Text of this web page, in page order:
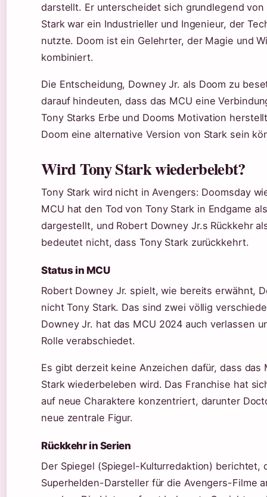
darstellt. Er unterscheidet sich grundlegend von
Stark war ein Industrieller und Ingenieur, der
nutzte. Doom ist ein Gelehrter, der Magie und
kombiniert.
Die Entscheidung, Downey Jr. als Doom zu
darauf hindeuten, dass das MCU eine
Tony Starks Erbe und Dooms Motivation
Doom eine alternative Version von Stark sein
Wird Tony Stark wiederbelebt?
Tony Stark wird nicht in Avengers: Doomsday
MCU hat den Tod von Tony Stark in Endgame
dargestellt, und Robert Downey Jr.s Rückkehr
bedeutet nicht, dass Tony Stark zurückkehrt.
Status in MCU
Robert Downey Jr. spielt, wie bereits erwähnt,
nicht Tony Stark. Das sind zwei völlig
Downey Jr. hat das MCU 2024 auch verlassen
Rolle verabschiedet.
Es gibt derzeit keine Anzeichen dafür, dass das
Stark wiederbeleben wird. Das Franchise hat
auf neue Charaktere konzentriert, darunter
neue zentrale Figur.
Rückkehr in Serien
Der Spiegel (Spiegel-Kulturredaktion) berichtet,
Superhelden-Darsteller für die Avengers-Filme